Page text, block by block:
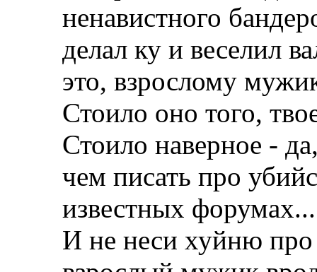
ненавистного
делал ку и веселил
это, взрослому
Стоило оно того,
Стоило наверное -
чем писать про
известных форумах...
И не неси хуйню